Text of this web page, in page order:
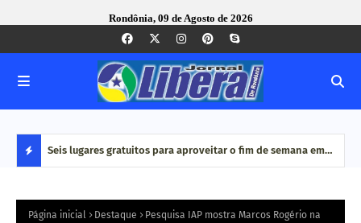
Rondônia, 09 de Agosto de 2026
Seis lugares gratuitos para aproveitar o fim de semana em
Página inicial Destaque
Pesquisa IAP mostra Marcos Rogério na